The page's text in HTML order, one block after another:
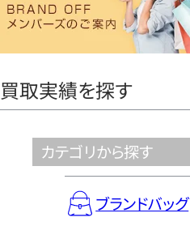
ヤ
買取実績を探す
カテゴリから探す
ブランドバッグ